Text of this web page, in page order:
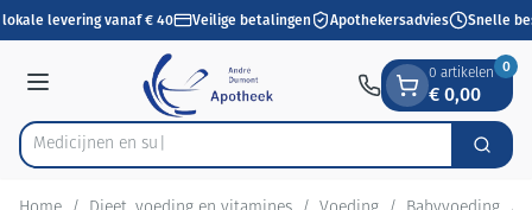
Ga naar de inhoud
1 van 1
levering vanaf € 40 Veilige betalingen Apothekersadvies Snelle
Menu
Product, merk, categorie... Zoek
0 artikelen
€ 0,00
0